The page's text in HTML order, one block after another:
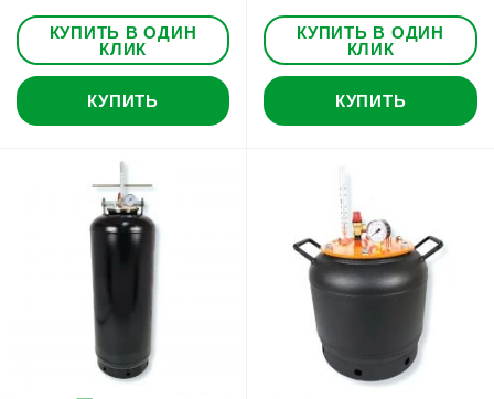
КУПИТЬ В ОДИН
КЛИК
КУПИТЬ
КУПИТЬ В ОДИН
КЛИК
КУПИТЬ